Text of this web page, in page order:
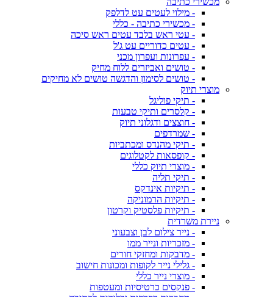
- מילוי לעטים עט לדלפק
- מכשירי כתיבה - כללי
- עטי ראש בלבד עטים ראש סיכה
- עטים כדוריים עט ג'ל
- עפרונות ועפרון מכני
- טושים ואביזרים ללוח מחיק
- טושים לסימון והדגשה טושים לא מחיקים
מוצרי תיוק
- תיקי פוליגל
- קלסרים ותיקי טבעות
- חוצצים ודגלוני תיוק
- שמרדפים
- תיקי מהנדס ומכתביות
- קופסאות לקטלוגים
- מוצרי תיוק כללי
- תיקי תליה
- תיקיות אינדקס
- תיקיות הרמוניקה
- תיקיות פלסטיק וקרטון
ניירת משרדית
- נייר צילום לבן וצבעוני
- מזכריות ונייר ממו
- מדבקות ומחזקי חורים
- גלילי נייר לקופות ומכונות חישוב
- מוצרי נייר כללי
- פנקסים כרטיסיות ומעטפות